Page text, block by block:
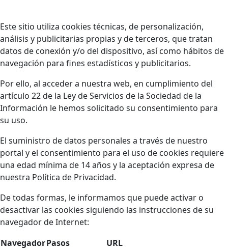
Este sitio utiliza cookies técnicas, de personalización,
análisis y publicitarias propias y de terceros, que tratan
datos de conexión y/o del dispositivo, así como hábitos de
navegación para fines estadísticos y publicitarios.
Por ello, al acceder a nuestra web, en cumplimiento del
artículo 22 de la Ley de Servicios de la Sociedad de la
Información le hemos solicitado su consentimiento para
su uso.
El suministro de datos personales a través de nuestro
portal y el consentimiento para el uso de cookies requiere
una edad mínima de 14 años y la aceptación expresa de
nuestra Política de Privacidad.
De todas formas, le informamos que puede activar o
desactivar las cookies siguiendo las instrucciones de su
navegador de Internet:
NavegadorPasos URL